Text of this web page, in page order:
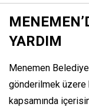
YARDIM
Menemen
gönderilmek üzere
kapsamında